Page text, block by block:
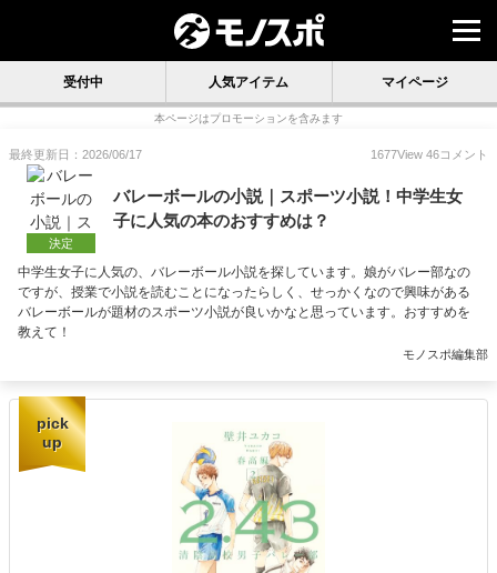
受付中 人気アイテム マイページ
本ページはプロモーションを含みます
最終更新日：2026/06/17 1677View 46コメント
決定
バレーボールの小説｜スポーツ小説！中学生女
子に人気の本のおすすめは？
中学生女子に人気の、バレーボール小説を探しています。娘がバレー部なの
ですが、授業で小説を読むことになったらしく、せっかくなので興味がある
バレーボールが題材のスポーツ小説が良いかなと思っています。おすすめを
教えて！
モノスポ編集部
pick
up